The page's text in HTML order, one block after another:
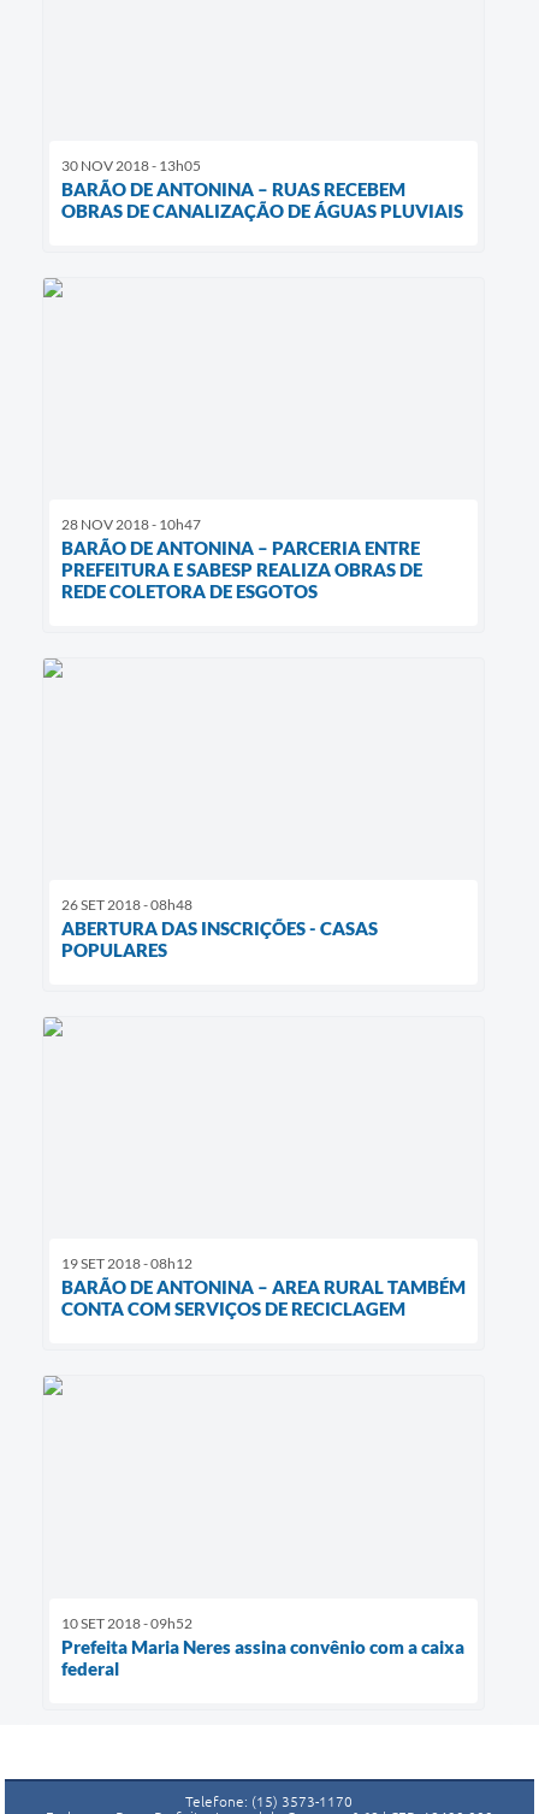
30 NOV 2018 - 13h05
BARÃO DE ANTONINA – RUAS RECEBEM
OBRAS DE CANALIZAÇÃO DE ÁGUAS PLUVIAIS
28 NOV 2018 - 10h47
BARÃO DE ANTONINA – PARCERIA ENTRE
PREFEITURA E SABESP REALIZA OBRAS DE
REDE COLETORA DE ESGOTOS
26 SET 2018 - 08h48
ABERTURA DAS INSCRIÇÕES - CASAS
POPULARES
19 SET 2018 - 08h12
BARÃO DE ANTONINA – AREA RURAL TAMBÉM
CONTA COM SERVIÇOS DE RECICLAGEM
10 SET 2018 - 09h52
Prefeita Maria Neres assina convênio com a caixa
federal
Telefone: (15) 3573-1170